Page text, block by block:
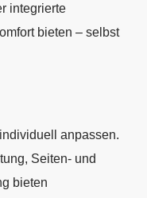
integrierte
bieten – selbst
anpassen.
Seiten- und
bieten